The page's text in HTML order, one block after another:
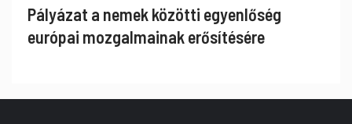
Pályázat a nemek közötti egyenlőség
európai mozgalmainak erősítésére